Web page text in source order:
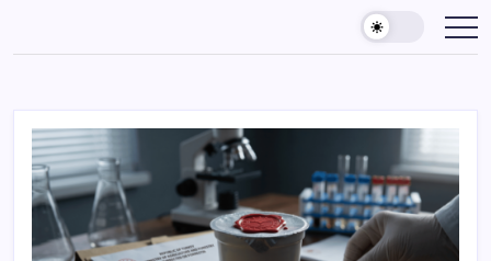
content